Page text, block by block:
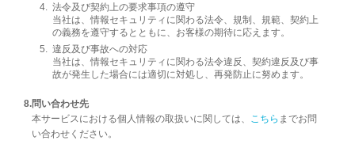
法令及び契約上の要求事項の遵守
当社は、情報セキュリティに関わる法令、規制、規範、契約上
の義務を遵守するとともに、お客様の期待に応えます。
違反及び事故への対応
当社は、情報セキュリティに関わる法令違反、契約違反及び事
故が発生した場合には適切に対処し、再発防止に努めます。
問い合わせ先
本サービスにおける個人情報の取扱いに関しては、 こちら までお問
い合わせください。